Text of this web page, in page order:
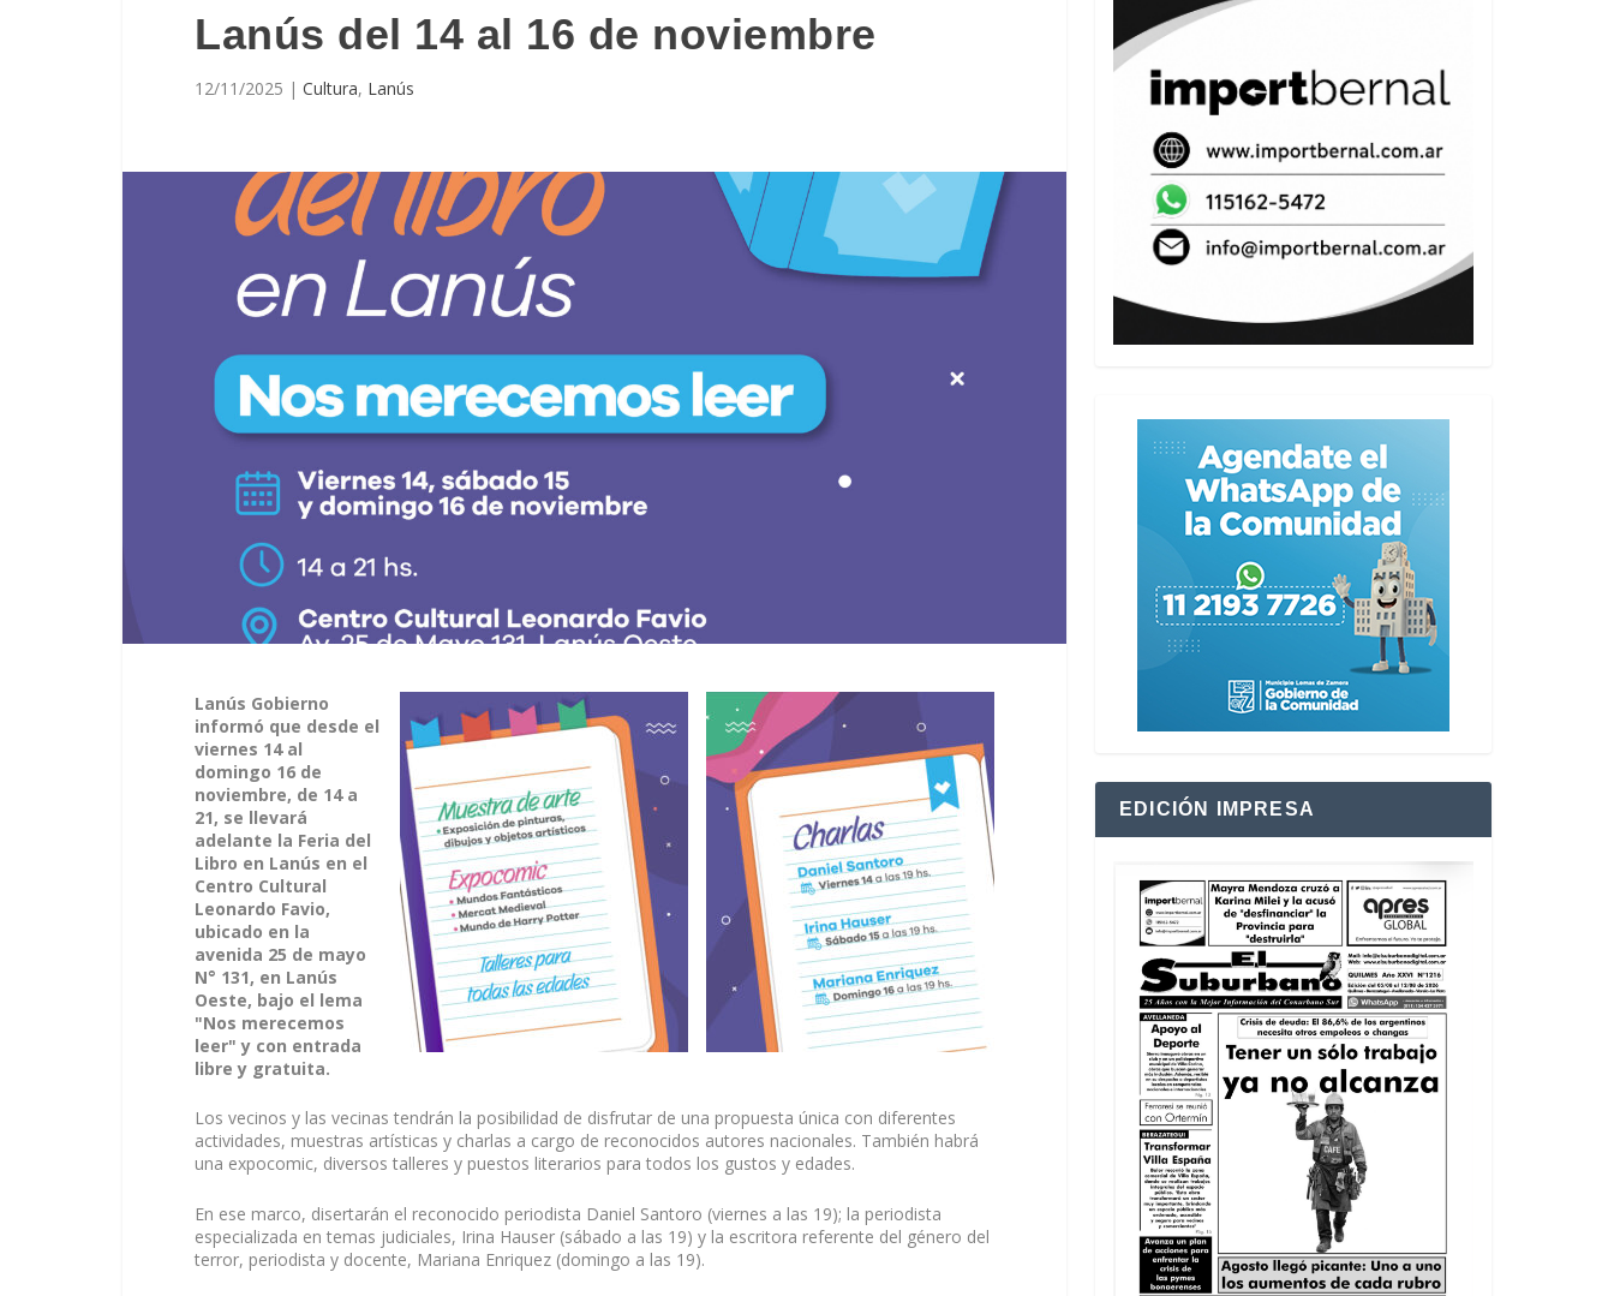
Lanús del 14 al 16 de noviembre
12/11/2025 | Cultura, Lanús
Lanús Gobierno
informó que desde el
viernes 14 al
domingo 16 de
noviembre, de 14 a
21, se llevará
adelante la Feria del
Libro en Lanús en el
Centro Cultural
Leonardo Favio,
ubicado en la
avenida 25 de mayo
N° 131, en Lanús
Oeste, bajo el lema
"Nos merecemos
leer" y con entrada
libre y gratuita.
Los vecinos y las vecinas tendrán la posibilidad de disfrutar de una propuesta única con diferentes
actividades, muestras artísticas y charlas a cargo de reconocidos autores nacionales. También habrá
una expocomic, diversos talleres y puestos literarios para todos los gustos y edades.
En ese marco, disertarán el reconocido periodista Daniel Santoro (viernes a las 19); la periodista
especializada en temas judiciales, Irina Hauser (sábado a las 19) y la escritora referente del género del
terror, periodista y docente, Mariana Enriquez (domingo a las 19).
EDICIÓN IMPRESA